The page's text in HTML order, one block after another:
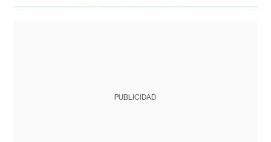
PUBLICIDAD